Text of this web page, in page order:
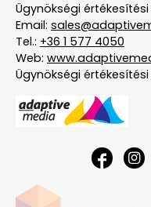
Ügynökségi
Email:
Tel.: +36 1 577 4050
Web:
Ügynökségi